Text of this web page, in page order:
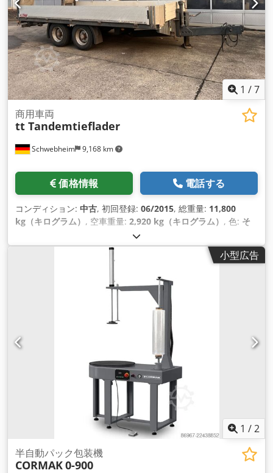
1 /7
Schwebheim 9,168 km
商用車両
tt Tandemtieflader
価格情報 電話する
コンディション: 中古, 初回登録: 06/2015, 総重量: 11,800
kg（キログラム） , 空車重量: 2,920 kg（キログラム） , 色: そ
, 変速方式:
最大積載重量:8,880 kg（キログラム）, サスペンション:鋼, タ
235/75 R17,5 143J
, フロントタイヤサイズ:
, ホイールベース:990 mm, 装備:
ック・ブレーキ・システム）, 圧縮空気ブレーキ
小型広告
1 /2
半自動パック包装機
CORMAK0-900